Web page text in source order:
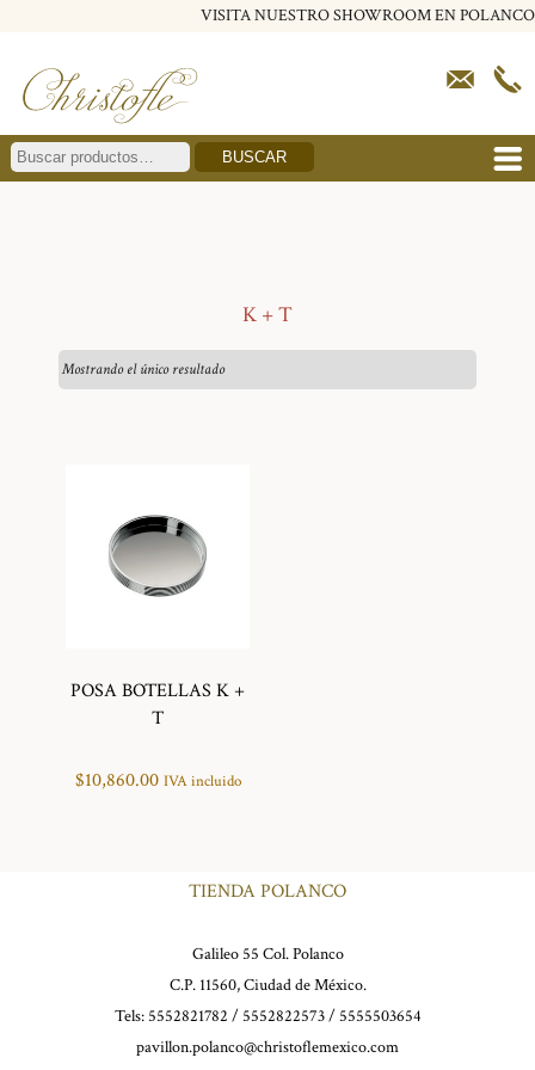
VISITA NUESTRO SHOWROOM EN POLANCO
BUSCAR
K + T
Mostrando el único resultado
POSA BOTELLAS K +
T
$10,860.00 IVA incluido
TIENDA POLANCO
Galileo 55 Col. Polanco
C.P. 11560, Ciudad de México.
Tels: 5552821782 / 5552822573 / 5555503654
pavillon.polanco@christoflemexico.com